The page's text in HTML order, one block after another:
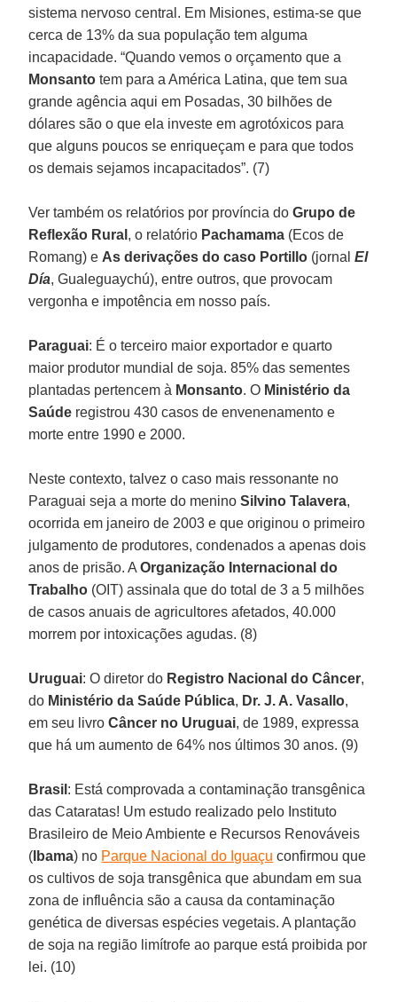
sistema nervoso central. Em Misiones, estima-se que
cerca de 13% da sua população tem alguma
incapacidade. “Quando vemos o orçamento que a
Monsantotem para a América Latina, que tem sua
grande agência aqui em Posadas, 30 bilhões de
dólares são o que ela investe em agrotóxicos para
que alguns poucos se enriqueçam e para que todos
os demais sejamos incapacitados”. (7)
Ver também os relatórios por província doGrupo de
Reflexão Rural , o relatório Pachamama (Ecos de
Romang) e As derivações do caso Portillo (jornalEl
Día, Gualeguaychú), entre outros, que provocam
vergonha e impotência em nosso país.
Paraguai: É o terceiro maior exportador e quarto
maior produtor mundial de soja. 85% das sementes
plantadas pertencem à Monsanto. O Ministério da
Saúde registrou 430 casos de envenenamento e
morte entre 1990 e 2000.
Neste contexto, talvez o caso mais ressonante no
Paraguai seja a morte do meninoSilvino Talavera,
ocorrida em janeiro de 2003 e que originou o primeiro
julgamento de produtores, condenados a apenas dois
anos de prisão. AOrganização Internacional do
Trabalho (OIT) assinala que do total de 3 a 5 milhões
de casos anuais de agricultores afetados, 40.000
morrem por intoxicações agudas. (8)
Uruguai: O diretor do Registro Nacional do Câncer,
do Ministério da Saúde Pública, Dr. J. A. Vasallo,
em seu livroCâncer no Uruguai, de 1989, expressa
que há um aumento de 64% nos últimos 30 anos. (9)
Brasil : Está comprovada a contaminação transgênica
das Cataratas! Um estudo realizado pelo Instituto
Brasileiro de Meio Ambiente e Recursos Renováveis
( Ibama) no Parque Nacional do Iguaçu confirmou que
os cultivos de soja transgênica que abundam em sua
zona de influência são a causa da contaminação
genética de diversas espécies vegetais. A plantação
de soja na região limítrofe ao parque está proibida por
lei. (10)